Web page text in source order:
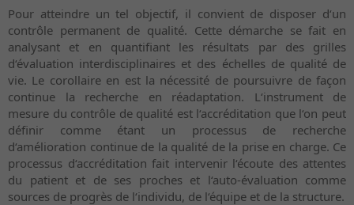
Pour atteindre un tel objectif, il convient de disposer d‘un
contrôle permanent de qualité. Cette démarche se fait en
analysant et en quantifiant les résultats par des grilles
d‘évaluation interdisciplinaires et des échelles de qualité de
vie. Le corollaire en est la nécessité de poursuivre de façon
continue la recherche en réadaptation. L‘instrument de
mesure du contrôle de qualité est l‘accréditation que l‘on peut
définir comme étant un processus de recherche
d‘amélioration continue de la qualité de la prise en charge. Ce
processus d‘accréditation fait intervenir l‘écoute des attentes
du patient et de ses proches et l‘auto-évaluation comme
sources de progrès de l‘individu, de l‘équipe et de la structure.